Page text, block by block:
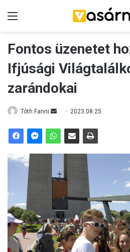
Fontos üzenetet
Ifjúsági
zarándokai
Tóth Fanni
n
e
a
i
l
2023.08.25.